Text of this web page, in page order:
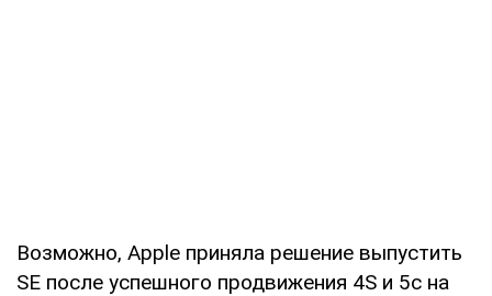
Возможно, Apple приняла решение выпустить
SE после успешного продвижения 4S и 5с на